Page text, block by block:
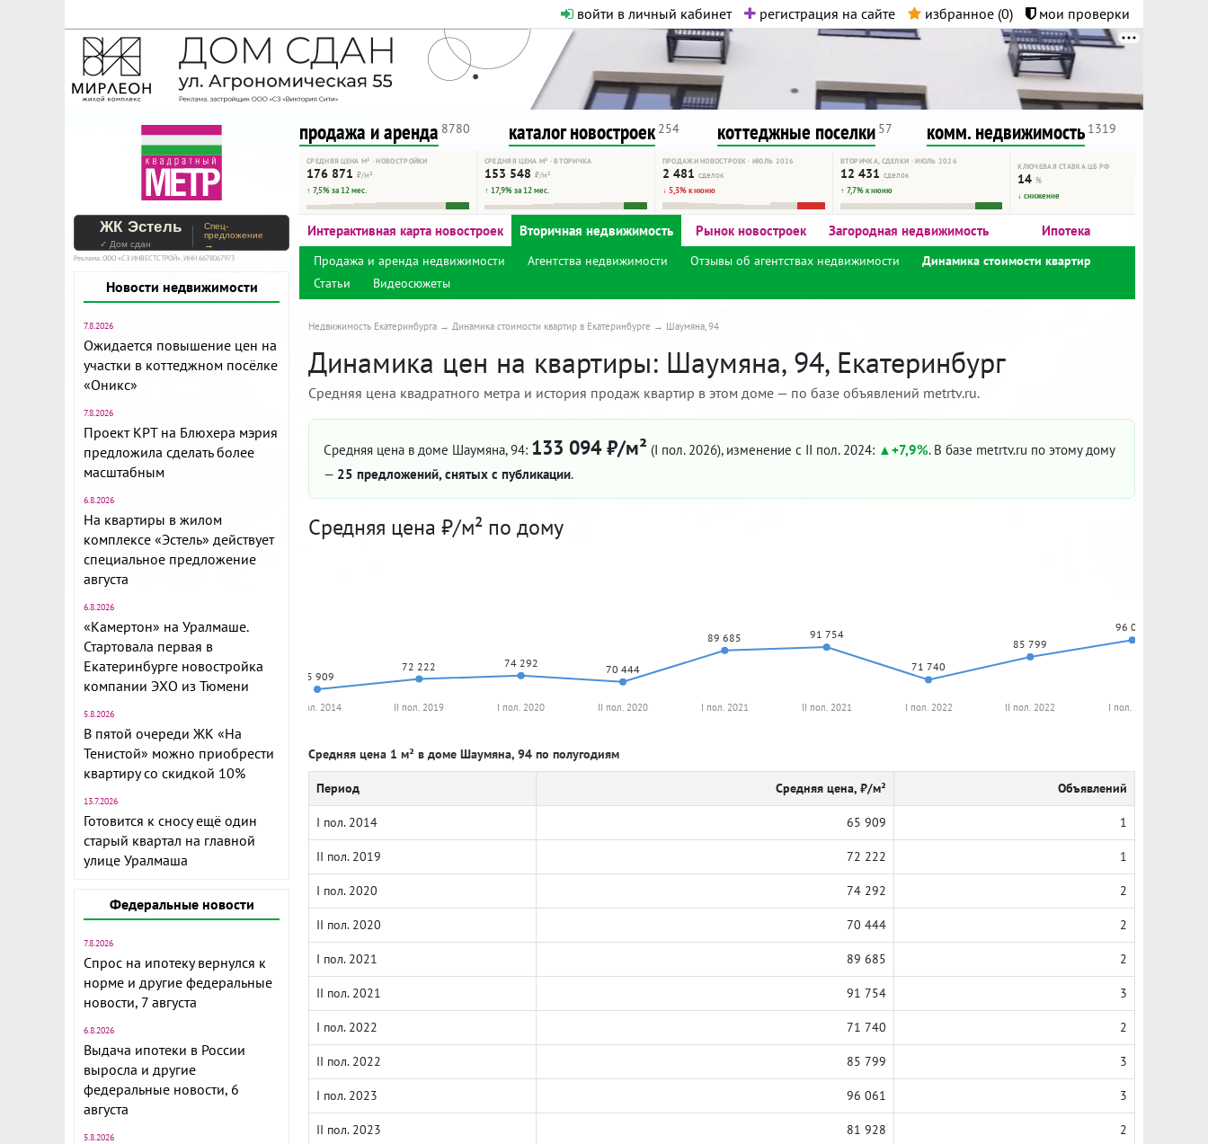
войти в личный кабинет регистрация на сайте избранное (0) мои проверки
На Метре реклама - только нормальная. Никакого шок-контента.
Помогайте независимому ресурсу, как он помогает вам. Удачи!
продажа и аренда 8780 каталог новостроек 254 коттеджные поселки 57 комм. недвижимость 1319
СРЕДНЯЯ ЦЕНА М² · НОВОСТРОЙКИ
176 871 ₽/м²
↑ 7,5% за 12 мес.
СРЕДНЯЯ ЦЕНА М² · ВТОРИЧКА
153 548 ₽/м²
↑ 17,9% за 12 мес.
ПРОДАЖИ НОВОСТРОЕК · ИЮЛЬ 2026
2 481 сделок
↓ 5,3% к июню
ВТОРИЧКА, СДЕЛКИ · ИЮЛЬ 2026
12 431 сделок
↑ 7,7% к июню
КЛЮЧЕВАЯ СТАВКА ЦБ РФ
14%
↓ снижение
ЖК Эстель
✓ Дом сдан
Спец-
предложение
→
Реклама. ООО «СЗ ИНВЕСТСТРОЙ», ИНН 6678067973
Новости недвижимости
7.8.2026
Ожидается повышение цен на
участки в коттеджном посёлке
«Оникс»
7.8.2026
Проект КРТ на Блюхера мэрия
предложила сделать более
масштабным
6.8.2026
На квартиры в жилом
комплексе «Эстель» действует
специальное предложение
августа
6.8.2026
«Камертон» на Уралмаше.
Стартовала первая в
Екатеринбурге новостройка
компании ЭХО из Тюмени
5.8.2026
В пятой очереди ЖК «На
Тенистой» можно приобрести
квартиру со скидкой 10%
13.7.2026
Готовится к сносу ещё один
старый квартал на главной
улице Уралмаша
Федеральные новости
7.8.2026
Спрос на ипотеку вернулся к
норме и другие федеральные
новости, 7 августа
6.8.2026
Выдача ипотеки в России
выросла и другие
федеральные новости, 6
августа
5.8.2026
Интерактивная карта новостроек Вторичная недвижимость Рынок новостроек Загородная недвижимость Ипотека
Продажа и аренда недвижимости Агентства недвижимости Отзывы об агентствах недвижимости
Динамика стоимости квартир
Статьи
Видеосюжеты
Недвижимость Екатеринбурга Динамика стоимости квартир в Екатеринбурге Шаумяна, 94
Динамика цен на квартиры: Шаумяна, 94, Екатеринбург
Средняя цена квадратного метра и история продаж квартир в этом доме — по базе объявлений metrtv.ru.
Средняя цена в доме Шаумяна, 94: 133 094 ₽/м² (I пол. 2026), изменение с II пол. 2024: +7,9%. В базе metrtv.ru по этому дому
— 25 предложений, снятых с публикации.
Средняя цена ₽/м² по дому
65 909
72 222 74 292 70 444
89 685 91 754
71 740
85 799
96 061
I пол. 2014 II пол. 2019 I пол. 2020 II пол. 2020 I пол. 2021 II пол. 2021 I пол. 2022 II пол. 2022 I пол. 2023
Средняя цена 1 м² в доме Шаумяна, 94 по полугодиям
Период Средняя цена, ₽/м² Объявлений
I пол. 2014 65 909 1
II пол. 2019 72 222 1
I пол. 2020 74 292 2
II пол. 2020 70 444 2
I пол. 2021 89 685 2
II пол. 2021 91 754 3
I пол. 2022 71 740 2
II пол. 2022 85 799 3
I пол. 2023 96 061 3
II пол. 2023 81 928 2